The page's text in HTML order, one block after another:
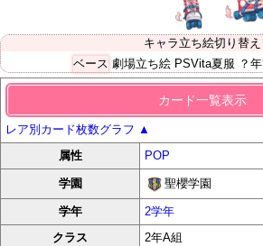
キャラ立ち絵切り替え
ベース 劇場立ち絵 PSVita夏服 ？
カード一覧表示
レア別カード枚数グラフ ▲
属性
POP
学園 聖櫻学園
学年
2学年
クラス
2年A組